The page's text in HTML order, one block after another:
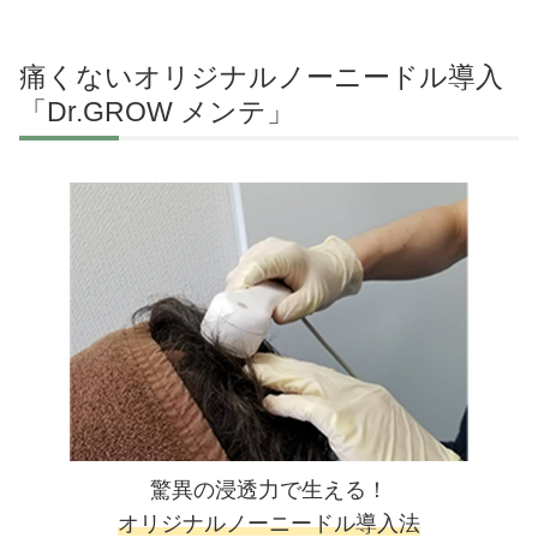
痛くないオリジナルノーニードル導入
「Dr.GROW メンテ」
驚異の浸透力で生える！
オリジナルノーニードル導入法